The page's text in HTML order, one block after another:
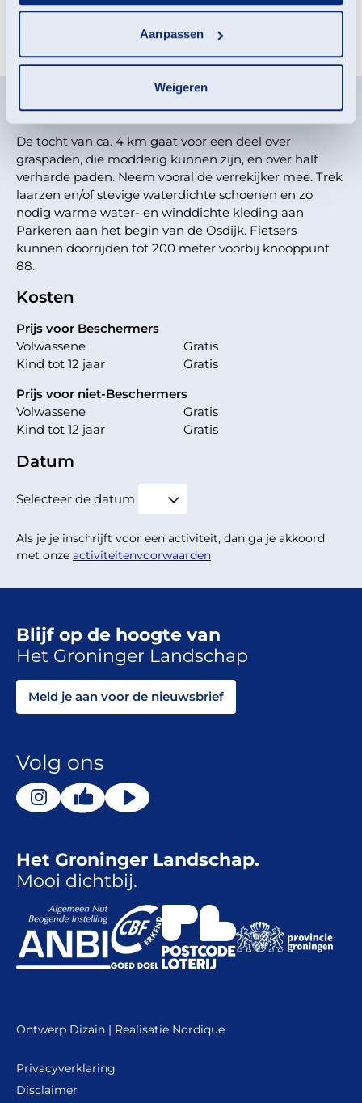
Aanpassen
Weigeren
Meld je aan voor deze
activiteit
Deelname-informatie
De tocht van ca. 4 km gaat voor een deel over
graspaden, die modderig kunnen zijn, en over half
verharde paden. Neem vooral de verrekijker mee. Trek
laarzen en/of stevige waterdichte schoenen en zo
nodig warme water- en winddichte kleding aan
Parkeren aan het begin van de Osdijk. Fietsers
kunnen doorrijden tot 200 meter voorbij knooppunt
88.
Kosten
Prijs voor Beschermers
Volwassene
Gratis
Kind tot 12 jaar
Gratis
Prijs voor niet-Beschermers
Volwassene
Gratis
Kind tot 12 jaar
Gratis
Datum
Selecteer de datum
Als je je inschrijft voor een activiteit, dan ga je akkoord
met onze activiteitenvoorwaarden
Het Groninger Landschap.
Mooi dichtbij.
Blijf op de hoogte van
Het Groninger Landschap
Meld je aan voor de nieuwsbrief
Volg ons
Privacyverklaring
Disclaimer
Ontwerp Dizain | Realisatie Nordique